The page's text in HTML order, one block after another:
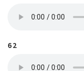
62